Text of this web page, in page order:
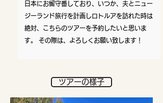
日本にお留守番しており、いつか、夫とニュー
ジーランド旅行を計画しロトルアを訪れた時は
絶対、こちらのツアーを予約したいと思いま
す。 その際は、よろしくお願い致します！
ツアーの様子